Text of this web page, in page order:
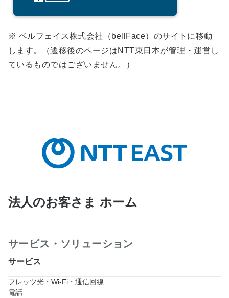
※ ベルフェイス株式会社（bellFace）のサイトに移動
します。（遷移後のページはNTT東日本が管理・運営し
ているものではございません。）
法人のお客さま ホーム
サービス・ソリューション
サービス
フレッツ光・Wi-Fi・通信回線
電話